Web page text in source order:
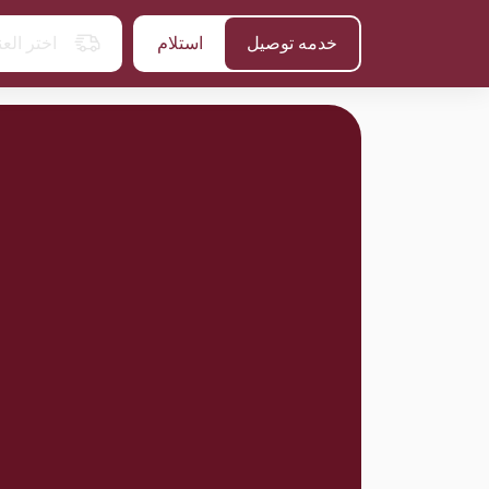
خدمه توصيل استلام اختر